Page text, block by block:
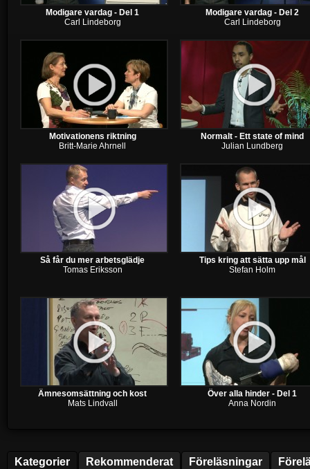
Modigare vardag - Del 1
Carl Lindeborg
Modigare vardag - Del 2
Carl Lindeborg
Motivationens riktning
Britt-Marie Ahrnell
Normalt - Ett state of mind
Julian Lundberg
Så får du mer arbetsglädje
Tomas Eriksson
Tips kring att sätta upp mål
Stefan Holm
Ämnesomsättning och kost
Mats Lindvall
Över alla hinder - Del 1
Anna Nordin
Kategorier Rekommenderat Föreläsningar